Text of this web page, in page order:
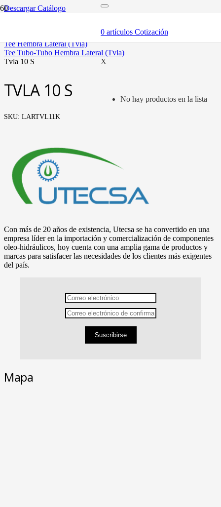
0 artículos Cotización
X
No hay productos en la lista
Descargar Catálogo
tee hembra lateral (tvla)
tee tubo-tubo hembra lateral (tvla)
tvla 10 s
TVLA 10 S
SKU: LARTVL11K
Con más de 20 años de existencia, Utecsa se ha convertido en una
empresa líder en la importación y comercialización de componentes
oleo-hidráulicos, hoy cuenta con una amplia gama de productos y
marcas para satisfacer las necesidades de los clientes más exigentes
del país.
Suscribirse
Mapa